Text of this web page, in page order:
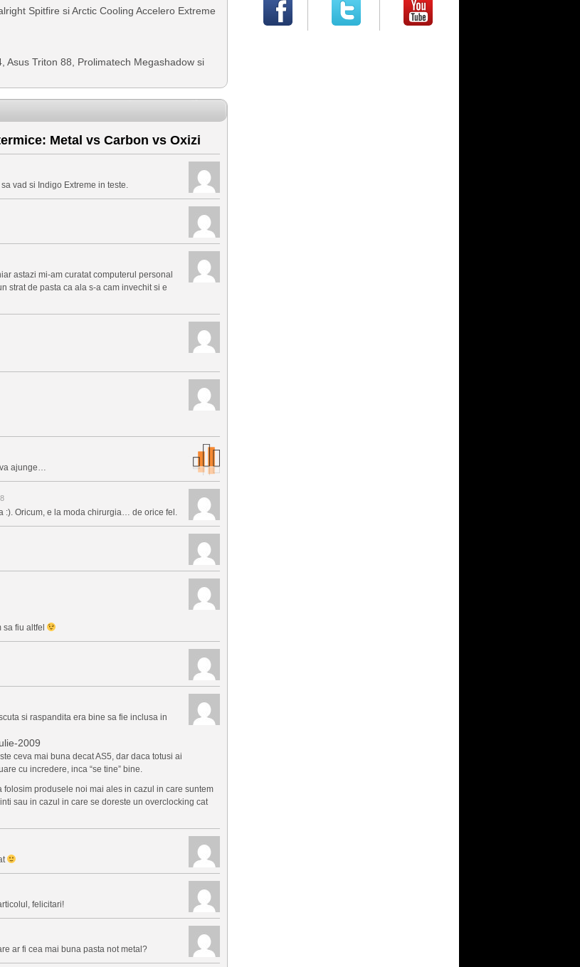
Spitfire si Arctic Cooling Accelero Extreme
Asus Triton 88, Prolimatech Megashadow si
Metal vs Carbon vs Oxizi
vad si Indigo Extreme in teste.
astazi mi-am curatat computerul personal
strat de pasta ca ala s-a cam invechit si e
ajunge…
Oricum, e la moda chirurgia… de orice fel.
sa fiu altfel
si raspandita era bine sa fie inclusa in
2009
ceva mai buna decat AS5, dar daca totusi ai
cu incredere, inca “se tine” bine.
produsele noi mai ales in cazul in care suntem
sau in cazul in care se doreste un overclocking cat
felicitari!
ar fi cea mai buna pasta not metal?